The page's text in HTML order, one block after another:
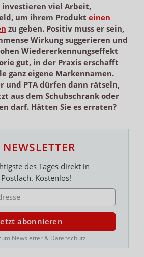
investieren viel Arbeit,
um ihrem Produkt einen
zu geben. Positiv muss er sein,
Wirkung suggerieren und
Wiedererkennungseffekt
gut, in der Praxis erschafft
ganz eigene Markennamen.
und PTA dürfen dann rätseln,
aus dem Schubschrank oder
darf. Hätten Sie es erraten?
NEWSLETTER
des Tages direkt in
Kostenlos!
abonnieren
Newsletter & Datenschutz